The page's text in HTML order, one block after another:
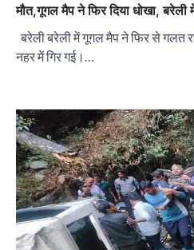
मौत,गूगल मैप ने फिर दिया धोखा, बरेली
बरेली बरेली में गूगल मैप ने फिर से गलत
नहर में गिर गई।…